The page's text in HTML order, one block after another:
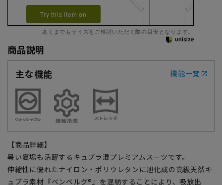
Try this item on
あくまでもサイズをご検討いただく際の目安となります。
商品説明
主な機能
機能一覧
【商品詳細】
暑い夏場も活躍するキュプラ混プレミアムスーツです。
伸縮性に優れたナイロン・ポリウレタンに旭化成の高級天然キ
ュプラ素材『ベンベルグ®』を混紡することにより、吸放出